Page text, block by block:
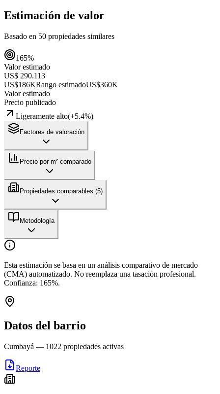
Estimación de valor
Basado en 50 propiedades similares
165%
Valor estimado
US$ 290.113
US$186KRango estimadoUS$360K
Valor estimado
Precio publicado
Ligeramente alto(+5.4%)
Factores de valoración
Precio por m² comparado
Propiedades comparables (5)
Metodología
Esta estimación se basa en un análisis comparativo de mercado
(CMA) automatizado. No reemplaza una tasación profesional.
Confianza: 165%.
Datos del barrio
Cumbayá — 1022 propiedades activas
Reporte